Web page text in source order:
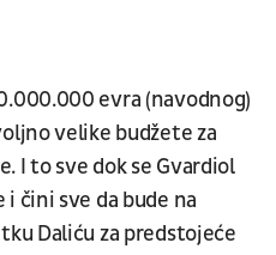
evra (navodnog)
velike budžete za
I to sve dok se Gvardiol
čini sve da bude na
Daliću za predstojeće